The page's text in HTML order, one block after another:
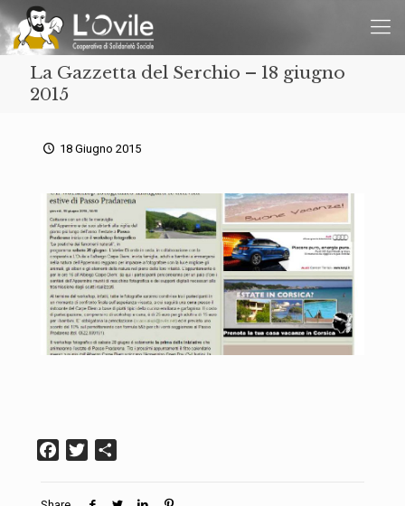
La Gazzetta del Serchio – 18 giugno
2015
18 Giugno 2015
Facebook
Twitter